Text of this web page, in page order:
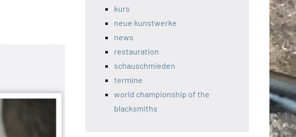
kurs
neue kunstwerke
news
restauration
schauschmieden
termine
world championship of the
blacksmiths